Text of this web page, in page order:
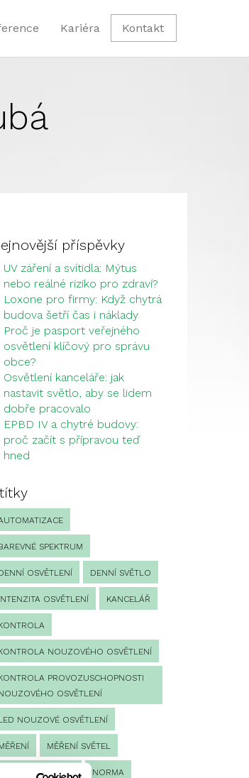
Kariéra Kontakt
příspěvky
UV záření a svítidla: Mýtus
nebo reálné riziko pro zdraví?
Loxone pro firmy: Když chytrá
budova šetří čas i náklady
Proč je pasport veřejného
osvětlení klíčový pro správu
obce?
Osvětlení kanceláře: jak
nastavit světlo, aby se lidem
dobře pracovalo
EPBD IV a chytré budovy:
proč začít s přípravou teď
hned
SPEKTRUM
OSVĚTLENÍ DENNÍ SVĚTLO
OSVĚTLENÍ KANCELÁŘ
NOUZOVÉHO OSVĚTLENÍ
PROVOZUSCHOPNOSTI
OSVĚTLENÍ
NOUZOVÉ OSVĚTLENÍ
MĚŘENÍ SVĚTEL
NÁVRH OSVĚTLENÍ NORMA